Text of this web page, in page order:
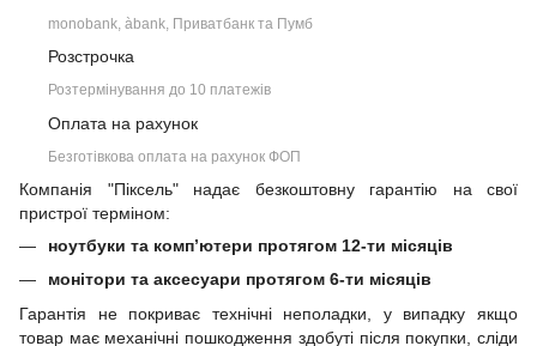
monobank, àbank, Приватбанк та Пумб
Розстрочка
Розтермінування до 10 платежів
Оплата на рахунок
Безготівкова оплата на рахунок ФОП
Компанія "Піксель" надає безкоштовну гарантію на свої
пристрої терміном:
ноутбуки та комп’ютери протягом 12-ти місяців
монітори та аксесуари протягом 6-ти місяців
Гарантія не покриває технічні неполадки, у випадку якщо
товар має механічні пошкодження здобуті після покупки, сліди